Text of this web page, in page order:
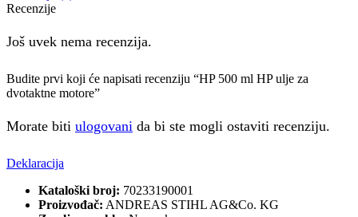
Recenzije
Još uvek nema recenzija.
Budite prvi koji će napisati recenziju “HP 500 ml HP ulje za
dvotaktne motore”
Morate biti ulogovani da bi ste mogli ostaviti recenziju.
Deklaracija
Kataloški broj: 70233190001
Proizvođač: ANDREAS STIHL AG&Co. KG